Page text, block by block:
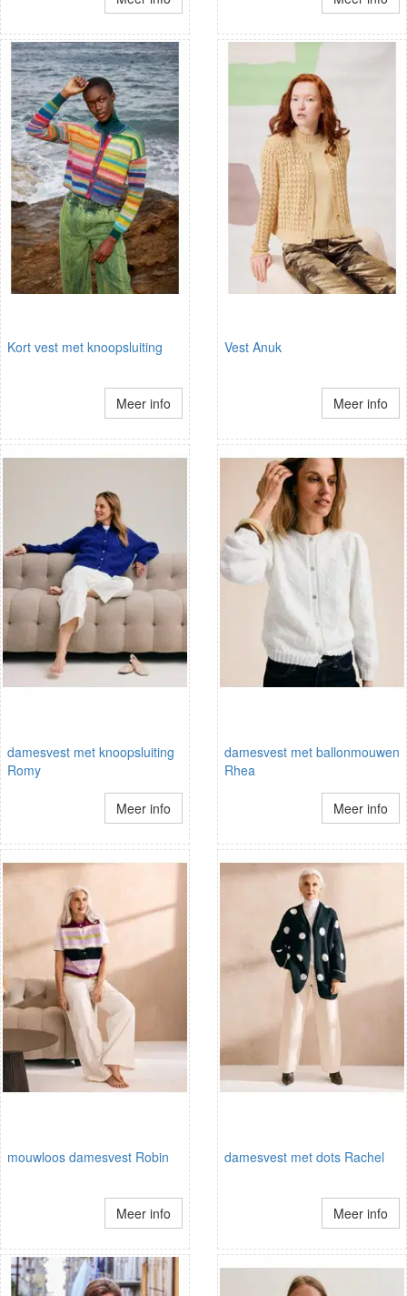
Kort vest met knoopsluiting
Meer info
Vest Anuk
Meer info
damesvest met knoopsluiting
Romy
Meer info
damesvest met ballonmouwen
Rhea
Meer info
mouwloos damesvest Robin
Meer info
damesvest met dots Rachel
Meer info